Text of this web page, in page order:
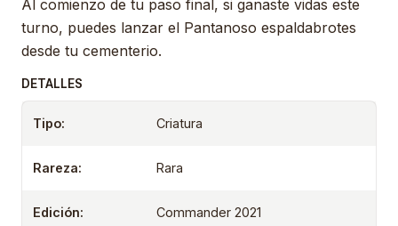
Al comienzo de tu paso final, si ganaste vidas este
turno, puedes lanzar el Pantanoso espaldabrotes
desde tu cementerio.
DETALLES
Tipo: Criatura
Rareza: Rara
Edición: Commander 2021